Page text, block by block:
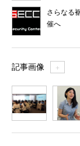
さらなる
催へ
記事画像 ＋